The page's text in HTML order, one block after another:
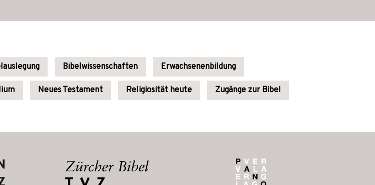
Bibelwissenschaften Erwachsenenbildung
Neues Testament Religiosität heute Zugänge zur Bibel